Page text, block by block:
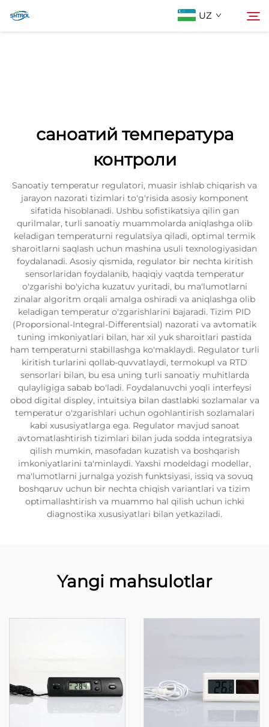
UZ
саноатий температура
контроли
Sanoatiy temperatur regulatori, muasir ishlab chiqarish va
jarayon nazorati tizimlari to'g'risida asosiy komponent
sifatida hisoblanadi. Ushbu sofistikatsiya qilin gan
qurilmalar, turli sanoatiy muammolarda aniqlashga olib
keladigan temperaturni regulatsiya qiladi, optimal termik
sharoitlarni saqlash uchun mashina usuli texnologiyasidan
foydalanadi. Asosiy qismida, regulator bir nechta kiritish
sensorlaridan foydalanib, haqiqiy vaqtda temperatur
o'zgarishi bo'yicha kuzatuv yuritadi, bu ma'lumotlarni
zinalar algoritm orqali amalga oshiradi va aniqlashga olib
keladigan temperatur o'zgarishlarini bajaradi. Tizim PID
(Proporsional-Integral-Differentsial) nazorati va avtomatik
tuning imkoniyatlari bilan, har xil yuk sharoitlari pastida
ham temperaturni stabillashga ko'maklaydi. Regulator turli
kiritish turlarini qollab-quvvatlaydi, termokupl va RTD
sensorlari bilan, bu esa uning turli sanoatiy muhitlarda
qulayligiga sabab bo'ladi. Foydalanuvchi yoqli interfeysi
obod digital displey, intuitsiya bilan dastlabki sozlamalar va
temperatur o'zgarishlari uchun ogohlantirish sozlamalari
kabi xususiyatlarga ega. Regulator mavjud sanoat
avtomatlashtirish tizimlari bilan juda sodda integratsiya
qilish mumkin, masofadan kuzatish va boshqarish
imkoniyatlarini ta'minlaydi. Yaxshi modeldagi modellar,
ma'lumotlarni jurnalga yozish funktsiyasi, issiq va sovuq
boshqaruv uchun bir nechta chiqish variantlari va tizim
optimallashtirish va muammo hal qilish uchun ichki
diagnostika xususiyatlari bilan yetkaziladi.
Yangi mahsulotlar